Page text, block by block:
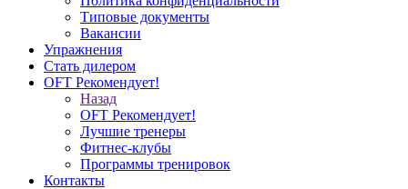
Типовые документы
Вакансии
Упражнения
Стать дилером
OFT Рекомендует!
Назад
OFT Рекомендует!
Лучшие тренеры
Фитнес-клубы
Программы тренировок
Контакты